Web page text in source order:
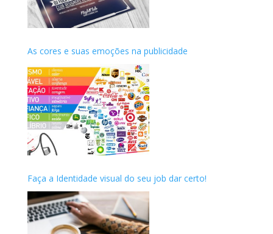
As cores e suas emoções na publicidade
Faça a Identidade visual do seu job dar certo!